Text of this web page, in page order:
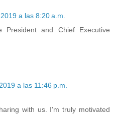
a las 8:20 a.m.
President and Chief Executive
a las 11:46 p.m.
with us. I'm truly motivated